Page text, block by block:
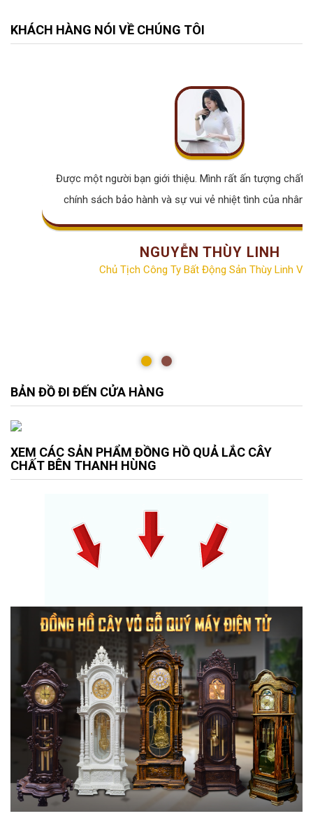
KHÁCH HÀNG NÓI VỀ CHÚNG TÔI
Được một người bạn giới thiệu. Mình rất ấn tượng chất
chính sách bảo hành và sự vui vẻ nhiệt tình của nhân
NGUYỄN THÙY LINH
Chủ Tịch Công Ty Bất Động Sản Thùy Linh
BẢN ĐỒ ĐI ĐẾN CỬA HÀNG
XEM CÁC SẢN PHẨM ĐỒNG HỒ QUẢ LẮC CÂY
CHẤT BÊN THANH HÙNG